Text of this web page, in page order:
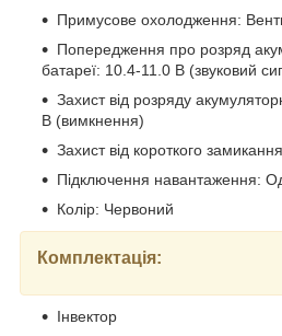
Примусове охолодження:
Попередження про розряд
батареї: 10.4-11.0 В (звуковий
Захист від розряду
В (вимкнення)
Захист від короткого
Підключення навантаження:
Колір: Червоний
Комплектація:
Інвектор